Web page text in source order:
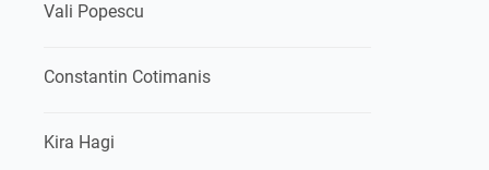
Vali Popescu
Constantin Cotimanis
Kira Hagi